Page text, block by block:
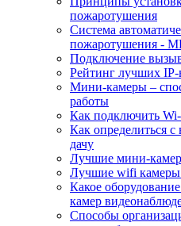
пожаротушения
Система
пожаротушения -
Подключение
Рейтинг лучших IP-
Мини-камеры –
работы
Как подключить
Как определиться
дачу
Лучшие мини-
Лучшие wifi камеры
Какое
камер
Способы